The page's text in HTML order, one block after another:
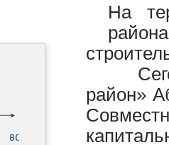
На
район»
вс